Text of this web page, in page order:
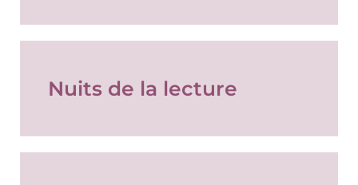
Nuits de la lecture